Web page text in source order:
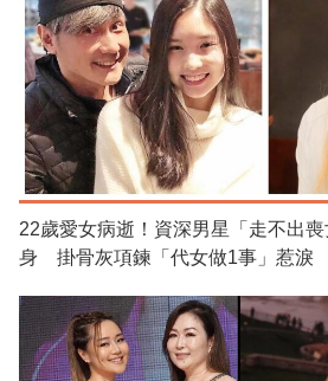
22歲愛女病逝！資深男星「走不出
身 掛骨灰項鍊「代女做1事」惹淚